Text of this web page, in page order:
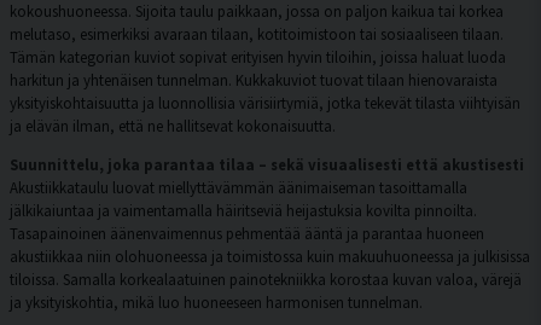
kokoushuoneessa. Sijoita taulu paikkaan, jossa on paljon kaikua tai korkea
melutaso, esimerkiksi avaraan tilaan, kotitoimistoon tai sosiaaliseen tilaan.
Tämän kategorian kuviot sopivat erityisen hyvin tiloihin, joissa haluat luoda
harkitun ja yhtenäisen tunnelman. Kukkakuviot tuovat tilaan hienovaraista
yksityiskohtaisuutta ja luonnollisia värisiirtymiä, jotka tekevät tilasta viihtyisän
ja elävän ilman, että ne hallitsevat kokonaisuutta.
Suunnittelu, joka parantaa tilaa – sekä visuaalisesti että akustisesti
Akustiikkataulu luovat miellyttävämmän äänimaiseman tasoittamalla
jälkikaiuntaa ja vaimentamalla häiritseviä heijastuksia kovilta pinnoilta.
Tasapainoinen äänenvaimennus pehmentää ääntä ja parantaa huoneen
akustiikkaa niin olohuoneessa ja toimistossa kuin makuuhuoneessa ja julkisissa
tiloissa. Samalla korkealaatuinen painotekniikka korostaa kuvan valoa, värejä
ja yksityiskohtia, mikä luo huoneeseen harmonisen tunnelman.